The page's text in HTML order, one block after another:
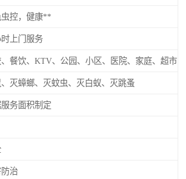
控，健康**
时上门服务
、餐饮、KTV、公园、小区、医院、家庭、超市
、灭蟑螂、灭蚊虫、灭白蚁、灭跳蚤
务面积制定
防治